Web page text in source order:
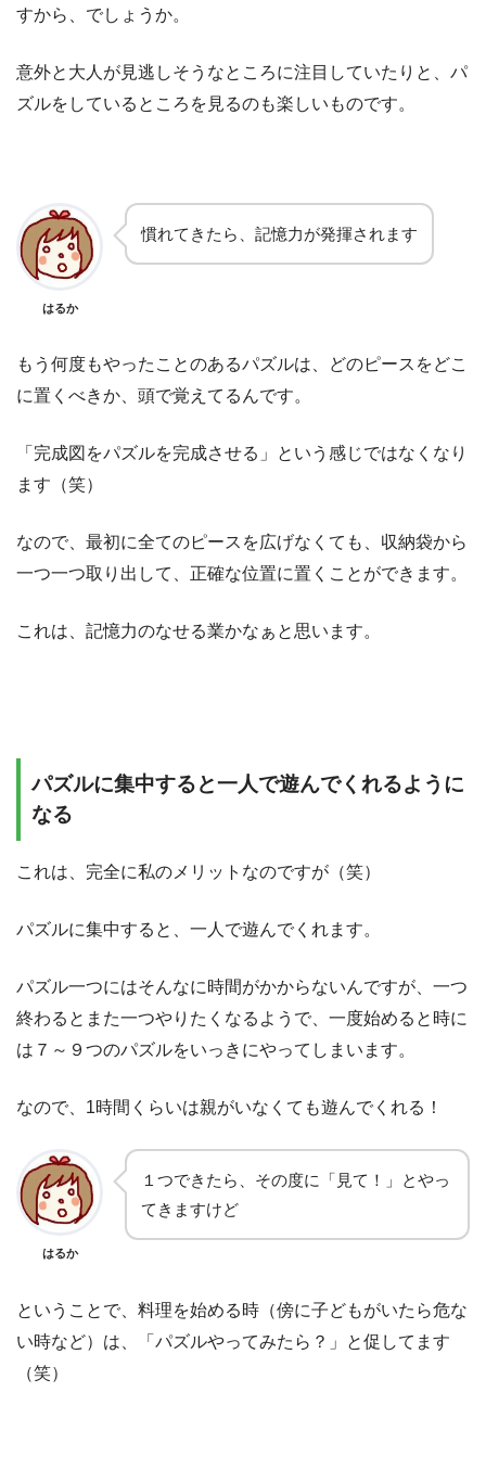
すから、でしょうか。
意外と大人が見逃しそうなところに注目していたりと、パ
ズルをしているところを見るのも楽しいものです。
はるか
慣れてきたら、記憶力が発揮されます
もう何度もやったことのあるパズルは、どのピースをどこ
に置くべきか、頭で覚えてるんです。
「完成図をパズルを完成させる」という感じではなくなり
ます（笑）
なので、最初に全てのピースを広げなくても、収納袋から
一つ一つ取り出して、正確な位置に置くことができます。
これは、記憶力のなせる業かなぁと思います。
パズルに集中すると一人で遊んでくれるように
なる
これは、完全に私のメリットなのですが（笑）
パズルに集中すると、一人で遊んでくれます。
パズル一つにはそんなに時間がかからないんですが、一つ
終わるとまた一つやりたくなるようで、一度始めると時に
は７～９つのパズルをいっきにやってしまいます。
なので、1時間くらいは親がいなくても遊んでくれる！
はるか
１つできたら、その度に「見て！」とやっ
てきますけど
ということで、料理を始める時（傍に子どもがいたら危な
い時など）は、「パズルやってみたら？」と促してます
（笑）